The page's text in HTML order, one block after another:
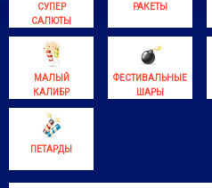
СУПЕР
САЛЮТЫ
РАКЕТЫ
МАЛЫЙ
КАЛИБР
ФЕСТИВАЛЬНЫЕ
ШАРЫ
ПЕТАРДЫ